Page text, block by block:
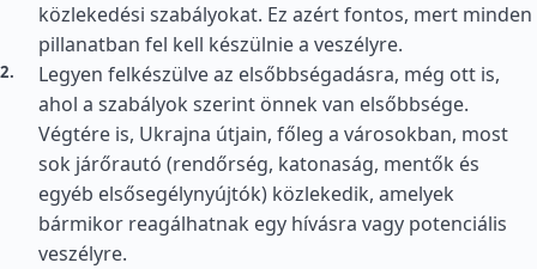
közlekedési szabályokat. Ez azért fontos, mert minden
pillanatban fel kell készülnie a veszélyre.
Legyen felkészülve az elsőbbségadásra, még ott is,
ahol a szabályok szerint önnek van elsőbbsége.
Végtére is, Ukrajna útjain, főleg a városokban, most
sok járőrautó (rendőrség, katonaság, mentők és
egyéb elsősegélynyújtók) közlekedik, amelyek
bármikor reagálhatnak egy hívásra vagy potenciális
veszélyre.